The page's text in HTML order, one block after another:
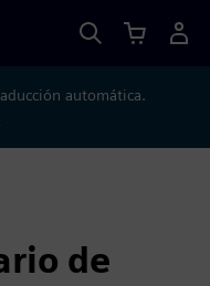
automática.
de